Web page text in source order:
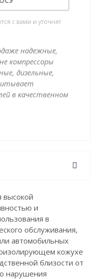
осушителем
для
с вами и уточнят
надежные,
компрессоры
дизельные,
в качественном
высокой
и
в
обслуживания,
автомобильных
кожухе
близости от
нарушения